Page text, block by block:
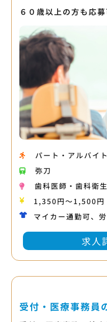
６０歳以上の方も応募
パート・アルバイト
弥刀
歯科医師・歯科衛
1,350円〜1,500
マイカー通勤可、
求人
受付・医療事務員